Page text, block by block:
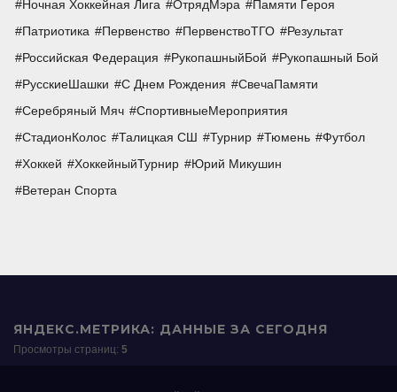
Ночная Хоккейная Лига
ОтрядМэра
Памяти Героя
Патриотика
Первенство ПервенствоТГО
Результат
Российская Федерация
РукопашныйБой
Рукопашный Бой
РусскиеШашки
С Днем Рождения
СвечаПамяти
Серебряный Мяч
СпортивныеМероприятия
СтадионКолос
Талицкая СШ Турнир Тюмень
Футбол
Хоккей
ХоккейныйТурнир
Юрий Микушин
Ветеран Спорта
ЯНДЕКС.МЕТРИКА: ДАННЫЕ ЗА СЕГОДНЯ
Просмотры страниц: 5